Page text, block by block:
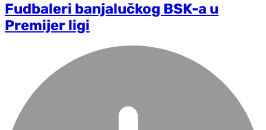
Fudbaleri banjalučkog BSK-a u
Premijer ligi